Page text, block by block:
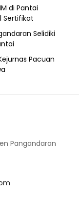
di Pantai
Sertifikat
Selidiki
Pacuan
Pangandaran